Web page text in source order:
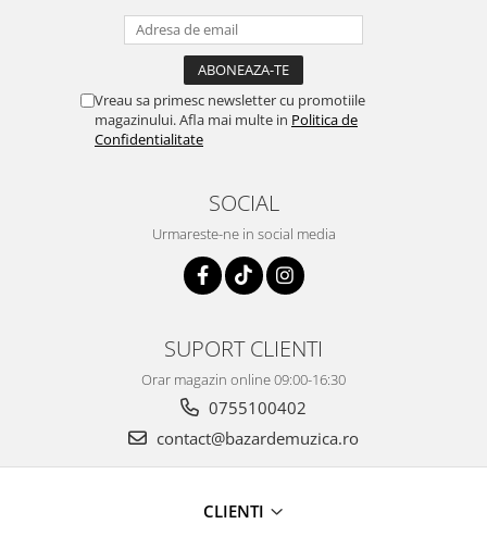
Vreau sa primesc newsletter cu promotiile
magazinului. Afla mai multe in Politica de
Confidentialitate
SOCIAL
Urmareste-ne in social media
SUPORT CLIENTI
Orar magazin online 09:00-16:30
0755100402
contact@bazardemuzica.ro
CLIENTI